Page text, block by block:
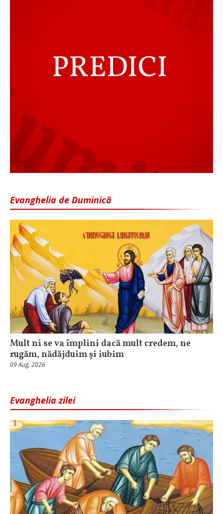
Evanghelia de Duminică
Mult ni se va împlini dacă mult credem, ne
rugăm, nădăjduim și iubim
09 Aug, 2026
Evanghelia zilei